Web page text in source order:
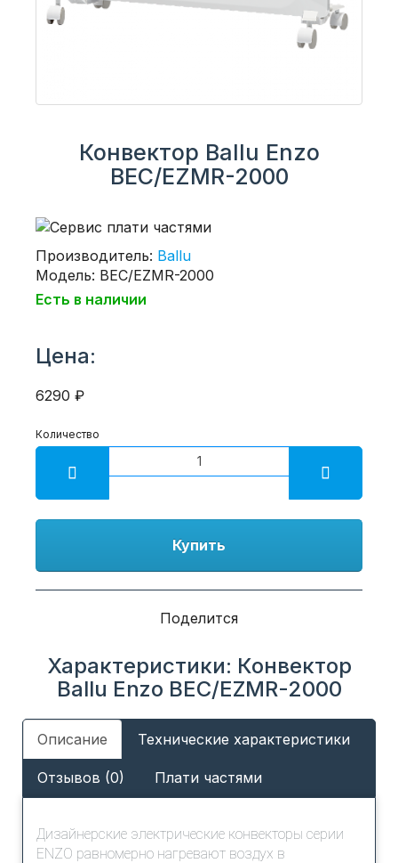
Конвектор Ballu Enzo
BEC/EZMR-2000
Производитель: Ballu
Модель: BEC/EZMR-2000
Есть в наличии
Цена:
6290 ₽
Количество
Купить
Поделится
Характеристики: Конвектор
Ballu Enzo BEC/EZMR-2000
Описание Технические характеристики
Отзывов (0) Плати частями
Дизайнерские электрические конвекторы серии
ENZO равномерно нагревают воздух в